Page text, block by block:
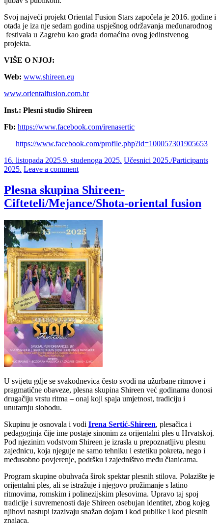
Svoj najveći projekt Oriental Fusion Stars započela je 2016. godine i
otada je iza nje sedam godina uspješnog održavanja međunarodnog
festivala u Zagrebu kao grada domaćina ovog jedinstvenog
projekta.
VIŠE O NJOJ:
Web: www.shireen.eu
www.orientalfusion.com.hr
Inst.: Plesni studio Shireen
Fb: https://www.facebook.com/irenasertic
https://www.facebook.com/profile.php?id=100057301905653
16. listopada 2025.9. studenoga 2025. Učesnici 2025./Participants
2025. Leave a comment
Plesna skupina Shireen-
Cifteteli/Mejance/Shota-oriental fusion
U svijetu gdje se svakodnevica često svodi na užurbane ritmove i
pragmatične obaveze, plesna skupina Shireen već godinama donosi
drugačiju vrstu ritma – onaj koji spaja umjetnost, tradiciju i
unutarnju slobodu.
Skupinu je osnovala i vodi Irena Sertić-Shireen, plesačica i
pedagoginja čije ime postaje sinonim za orijentalni ples u Hrvatskoj.
Pod njezinim vodstvom Shireen je izrasla u prepoznatljivu plesnu
zajednicu, koja njeguje ne samo tehniku i estetiku pokreta, nego i
međusobno povjerenje, podršku i zajedništvo među članicama.
Program skupine obuhvaća širok spektar plesnih stilova. Polazište je
orijentalni ples, ali se istražuje i njegovo prožimanje s latino
ritmovima, romskim i polinezijskim plesovima. Upravo taj spoj
tradicije i suvremenosti daje Shireen osebujan identitet, zbog kojeg
njihovi nastupi izazivaju snažan dojam i kod publike i kod plesnih
znalaca.